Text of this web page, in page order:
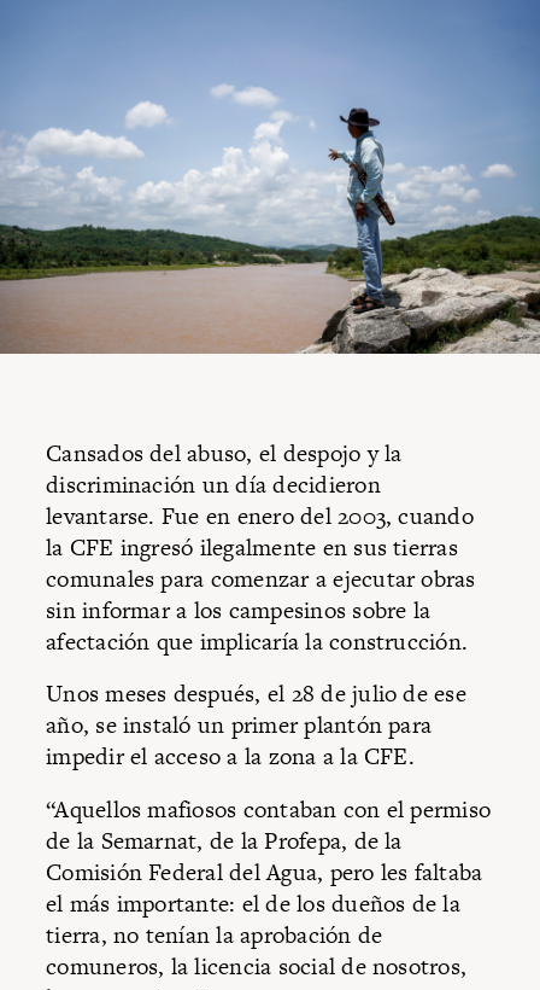
Cansados del abuso, el despojo y la
discriminación un día decidieron
levantarse. Fue en enero del 2003, cuando
la CFE ingresó ilegalmente en sus tierras
comunales para comenzar a ejecutar obras
sin informar a los campesinos sobre la
afectación que implicaría la construcción.
Unos meses después, el 28 de julio de ese
año, se instaló un primer plantón para
impedir el acceso a la zona a la CFE.
“Aquellos mafiosos contaban con el permiso
de la Semarnat, de la Profepa, de la
Comisión Federal del Agua, pero les faltaba
el más importante: el de los dueños de la
tierra, no tenían la aprobación de
comuneros, la licencia social de nosotros,